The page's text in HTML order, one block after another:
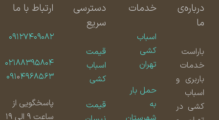
درباره‌ی
باراست
خدمات
باربری و
اسباب
کشی در
خدمات
اسباب
کشی
تهران
حمل بار
دسترسی
سریع
قیمت
اسباب
کشی
قیمت
ارتباط با ما
۰۹۱۲۷۴۰۹۰۸۲
۰۲۱۸۸۳۹۵۸۰۴
۰۹۱۰۴۹۶۸۵۶۳
پاسخگویی از
ساعت ۹ الی ۱۹